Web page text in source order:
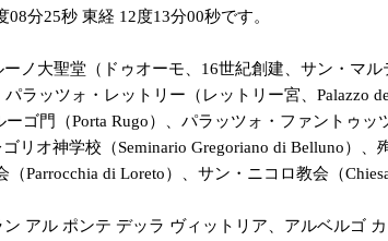
分25秒 東経 12度13分00秒です。
ノ大聖堂（ドゥオーモ、16世紀創建、サン・マ
ラッツォ・レットリー（レットリー宮、
ーゴ門（Porta Rugo）、パラッツォ・ファントゥ
ゴリオ神学校（Seminario Gregoriano di Belluno
（Parrocchia di Loreto）、サン・ニコロ教会（
アル ポンテ デッラ ヴィットリア、アルベルゴ